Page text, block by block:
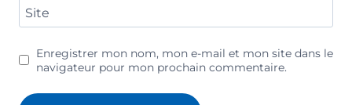
Site
Enregistrer mon nom, mon e-mail et mon site dans le
navigateur pour mon prochain commentaire.